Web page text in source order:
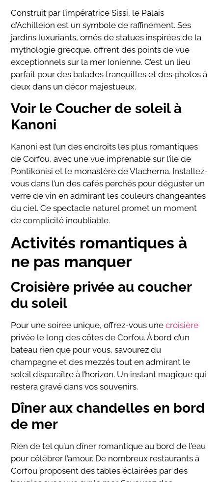
Construit par l’impératrice Sissi, le Palais
d’Achilleion est un symbole de raffinement. Ses
jardins luxuriants, ornés de statues inspirées de la
mythologie grecque, offrent des points de vue
exceptionnels sur la mer Ionienne. C’est un lieu
parfait pour des balades tranquilles et des photos à
deux dans un décor majestueux.
Voir le Coucher de soleil à
Kanoni
Kanoni est l’un des endroits les plus romantiques
de Corfou, avec une vue imprenable sur l’île de
Pontikonisi et le monastère de Vlacherna. Installez-
vous dans l’un des cafés perchés pour déguster un
verre de vin en admirant les couleurs changeantes
du ciel. Ce spectacle naturel promet un moment
de complicité inoubliable.
Activités romantiques à
ne pas manquer
Croisière privée au coucher
du soleil
Pour une soirée unique, offrez-vous unecroisière
privée le long des côtes de Corfou. À bord d’un
bateau rien que pour vous, savourez du
champagne et des mezzés tout en admirant le
soleil disparaître à l’horizon. Un instant magique qui
restera gravé dans vos souvenirs.
Dîner aux chandelles en bord
de mer
Rien de tel qu’un dîner romantique au bord de l’eau
pour célébrer l’amour. De nombreux restaurants à
Corfou proposent des tables éclairées par des